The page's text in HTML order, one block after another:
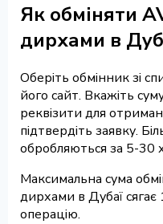
Як обміняти
дирхами в
Оберіть обмінник зі
його сайт. Вкажіть
реквізити для
підтвердіть заявку.
обробляються за 5-30
Максимальна сума
дирхами в Дубаї
операцію.